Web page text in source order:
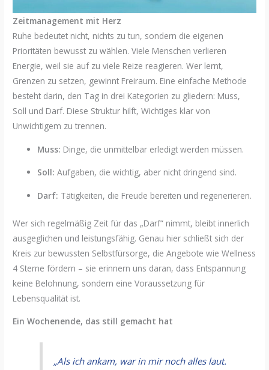
Zeitmanagement mit Herz
Ruhe bedeutet nicht, nichts zu tun, sondern die eigenen
Prioritäten bewusst zu wählen. Viele Menschen verlieren
Energie, weil sie auf zu viele Reize reagieren. Wer lernt,
Grenzen zu setzen, gewinnt Freiraum. Eine einfache Methode
besteht darin, den Tag in drei Kategorien zu gliedern: Muss,
Soll und Darf. Diese Struktur hilft, Wichtiges klar von
Unwichtigem zu trennen.
Muss: Dinge, die unmittelbar erledigt werden müssen.
Soll: Aufgaben, die wichtig, aber nicht dringend sind.
Darf: Tätigkeiten, die Freude bereiten und regenerieren.
Wer sich regelmäßig Zeit für das „Darf“ nimmt, bleibt innerlich
ausgeglichen und leistungsfähig. Genau hier schließt sich der
Kreis zur bewussten Selbstfürsorge, die Angebote wie Wellness
4 Sterne fördern – sie erinnern uns daran, dass Entspannung
keine Belohnung, sondern eine Voraussetzung für
Lebensqualität ist.
Ein Wochenende, das still gemacht hat
„Als ich ankam, war in mir noch alles laut.